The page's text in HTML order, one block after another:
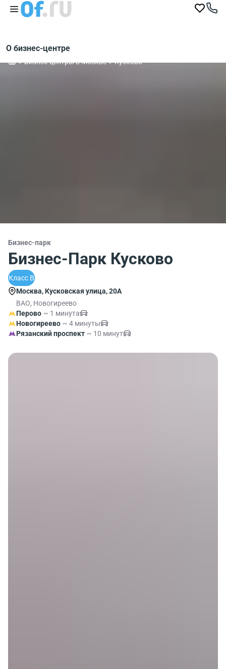
О бизнес-центре
Бизнес-центры в Москве Кусково
Бизнес-парк
Бизнес-Парк Кусково
Класс B
Москва, Кусковская улица, 20А
ВАО, Новогиреево
Перово ~ 1 минута
Новогиреево ~ 4 минуты
Рязанский проспект ~ 10 минут